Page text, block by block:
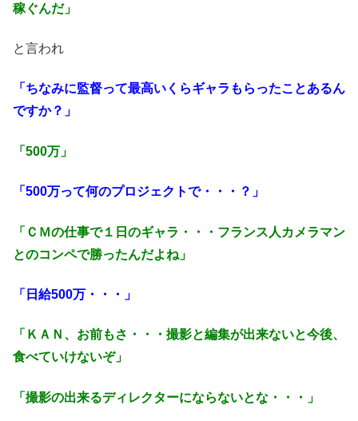
稼ぐんだ」
と言われ
「ちなみに監督って最高いくらギャラもらったことあるん
ですか？」
「500万」
「500万って何のプロジェクトで・・・？」
「ＣＭの仕事で１日のギャラ・・・フランス人カメラマン
とのコンペで勝ったんだよね」
「日給500万・・・」
「ＫＡＮ、お前もさ・・・撮影と編集が出来ないと今後、
食べていけないぞ」
「撮影の出来るディレクターにならないとな・・・」